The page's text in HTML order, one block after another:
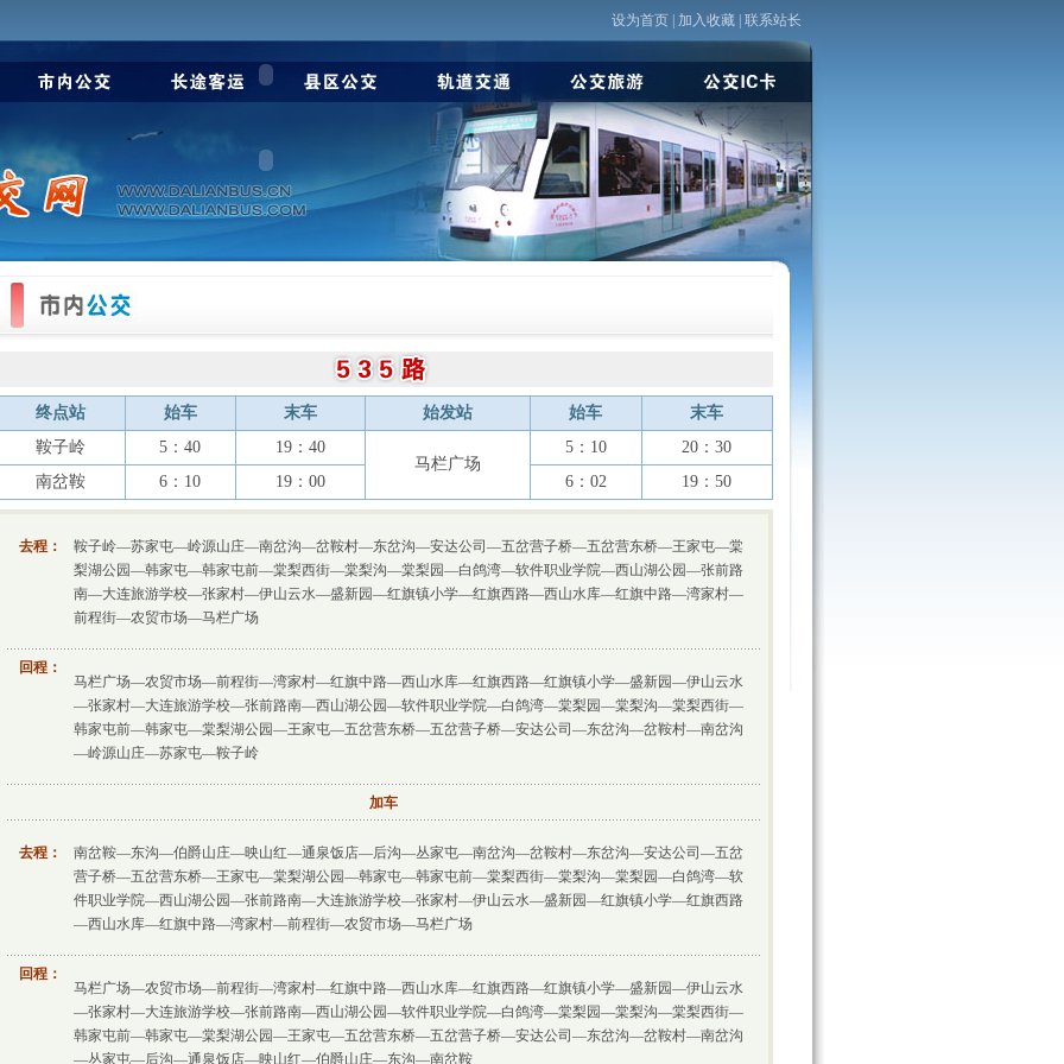
设为首页| 加入收藏| 联系站长
终点站 始车 末车 始发站 始车
末车
鞍子岭
5：40
19：40
马栏广场
5：10
20：30
南岔鞍
6：10 19：00 6：02 19：50
去程：
鞍子岭—苏家屯—岭源山庄—南岔沟—岔鞍村—东岔沟—安达公司—五岔营子桥—五岔营东桥—王家屯—棠
梨湖公园—韩家屯—韩家屯前—棠梨西街—棠梨沟—棠梨园—白鸽湾—软件职业学院—西山湖公园—张前路
南—大连旅游学校—张家村—伊山云水—盛新园—红旗镇小学—红旗西路—西山水库—红旗中路—湾家村—
前程街—农贸市场—马栏广场
回程：
马栏广场—农贸市场—前程街—湾家村—红旗中路—西山水库—红旗西路—红旗镇小学—盛新园—伊山云水
—张家村—大连旅游学校—张前路南—西山湖公园—软件职业学院—白鸽湾—棠梨园—棠梨沟—棠梨西街—
韩家屯前—韩家屯—棠梨湖公园—王家屯—五岔营东桥—五岔营子桥—安达公司—东岔沟—岔鞍村—南岔沟
—岭源山庄—苏家屯—鞍子岭
加车
去程：
南岔鞍—东沟—伯爵山庄—映山红—通泉饭店—后沟—丛家屯—南岔沟—岔鞍村—东岔沟—安达公司—五岔
营子桥—五岔营东桥—王家屯—棠梨湖公园—韩家屯—韩家屯前—棠梨西街—棠梨沟—棠梨园—白鸽湾—软
件职业学院—西山湖公园—张前路南—大连旅游学校—张家村—伊山云水—盛新园—红旗镇小学—红旗西路
—西山水库—红旗中路—湾家村—前程街—农贸市场—马栏广场
回程：
马栏广场—农贸市场—前程街—湾家村—红旗中路—西山水库—红旗西路—红旗镇小学—盛新园—伊山云水
—张家村—大连旅游学校—张前路南—西山湖公园—软件职业学院—白鸽湾—棠梨园—棠梨沟—棠梨西街—
韩家屯前—韩家屯—棠梨湖公园—王家屯—五岔营东桥—五岔营子桥—安达公司—东岔沟—岔鞍村—南岔沟
—丛家屯—后沟—通泉饭店—映山红—伯爵山庄—东沟—南岔鞍